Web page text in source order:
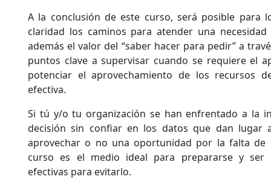
A la conclusión de este curso, será posible para
claridad los caminos para atender una
además el valor del “saber hacer para pedir” a
puntos clave a supervisar cuando se requiere el
potenciar el aprovechamiento de los recursos
efectiva.
Si tú y/o tu organización se han enfrentado a la
decisión sin confiar en los datos que dan lugar
aprovechar o no una oportunidad por la falta de
curso es el medio ideal para prepararse y ser
efectivas para evitarlo.